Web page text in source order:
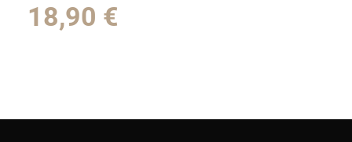
18,90 €